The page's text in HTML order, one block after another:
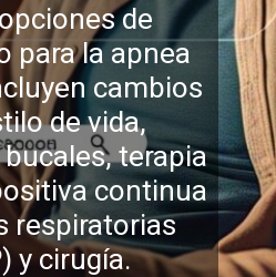
de
para la apnea
cambios
de vida,
terapia
continua
respiratorias
y cirugía.